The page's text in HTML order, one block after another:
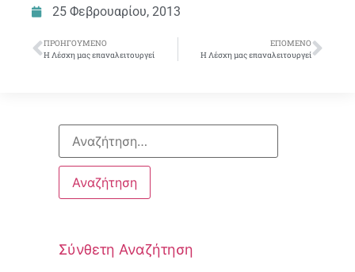
25 Φεβρουαρίου, 2013
ΠΡΟΗΓΟΎΜΕΝΟ
Η Λέσχη μας επαναλειτουργεί
ΕΠΌΜΕΝΟ
Η Λέσχη μας επαναλειτουργεί
Σύνθετη Αναζήτηση